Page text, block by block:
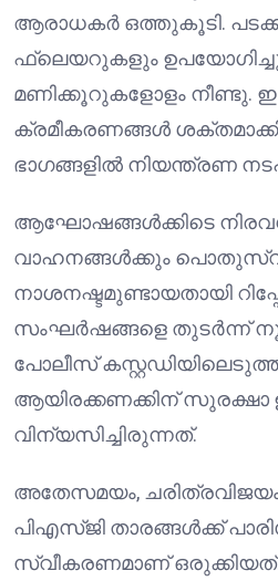
ആരാധകർ ഒത്തുകൂടി.
ഫ്ലെയറുകളും
മണിക്കൂറുകളോളം നീണ്ടു.
ക്രമീകരണങ്ങൾ
ഭാഗങ്ങളിൽ നിയന്ത്രണ
ആഘോഷങ്ങൾക്കിടെ
വാഹനങ്ങൾക്കും
നാശനഷ്ടമുണ്ടായതായി
സംഘർഷങ്ങളെ തുടർന്ന്
പോലീസ്
ആയിരക്കണക്കിന്
വിന്യസിച്ചിരുന്നത്.
അതേസമയം,
പി‌എസ്‌ജി താരങ്ങൾക്ക്
സ്വീകരണമാണ്